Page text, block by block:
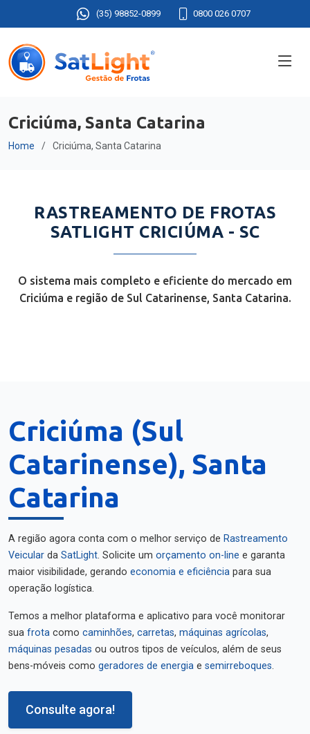
(35) 98852-0899 0800 026 0707
Criciúma, Santa Catarina
Home Criciúma, Santa Catarina
RASTREAMENTO DE FROTAS
SATLIGHT CRICIÚMA - SC
O sistema mais completo e eficiente do mercado em
Criciúma e região de Sul Catarinense, Santa Catarina.
Criciúma (Sul
Catarinense), Santa
Catarina
A região agora conta com o melhor serviço de Rastreamento
Veicular da SatLight. Solicite um orçamento on-line e garanta
maior visibilidade, gerando economia e eficiência para sua
operação logística.
Temos a melhor plataforma e aplicativo para você monitorar
sua frota como caminhões, carretas, máquinas agrícolas,
máquinas pesadas ou outros tipos de veículos, além de seus
bens-móveis como geradores de energia e semirreboques.
Consulte agora!